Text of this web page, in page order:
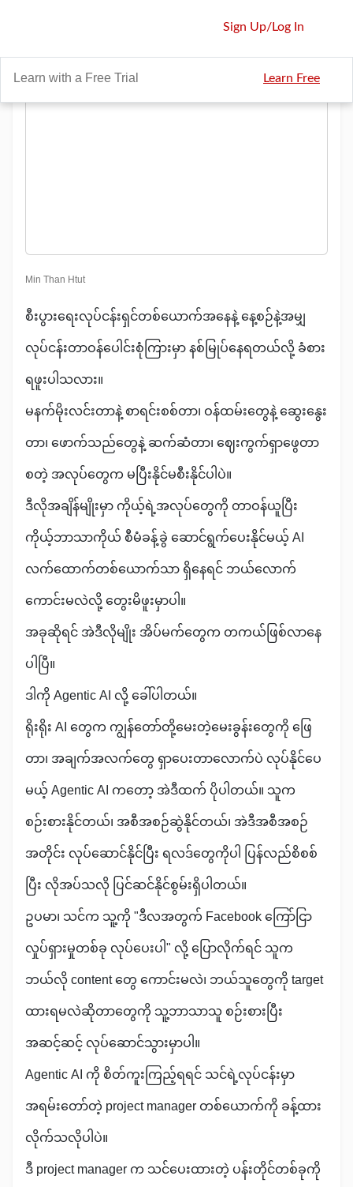
Sign Up/Log In
Learn with a Free Trial
Learn Free
Min Than Htut
စီးပွားရေးလုပ်ငန်းရှင်တစ်ယောက်အနေနဲ့ နေ့စဉ်နဲ့အမျှ
လုပ်ငန်းတာဝန်ပေါင်းစုံကြားမှာ နစ်မြုပ်နေရတယ်လို့ ခံစား
ရဖူးပါသလား။
မနက်မိုးလင်းတာနဲ့ စာရင်းစစ်တာ၊ ဝန်ထမ်းတွေနဲ့ ဆွေးနွေး
တာ၊ ဖောက်သည်တွေနဲ့ ဆက်ဆံတာ၊ ဈေးကွက်ရှာဖွေတာ
စတဲ့ အလုပ်တွေက မပြီးနိုင်မစီးနိုင်ပါပဲ။
ဒီလိုအချိန်မျိုးမှာ ကိုယ့်ရဲ့အလုပ်တွေကို တာဝန်ယူပြီး
ကိုယ့်ဘာသာကိုယ် စီမံခန့်ခွဲ ဆောင်ရွက်ပေးနိုင်မယ့် AI
လက်ထောက်တစ်ယောက်သာ ရှိနေရင် ဘယ်လောက်
ကောင်းမလဲလို့ တွေးမိဖူးမှာပါ။
အခုဆိုရင် အဲဒီလိုမျိုး အိပ်မက်တွေက တကယ်ဖြစ်လာနေ
ပါပြီ။
ဒါကို Agentic AI လို့ ခေါ်ပါတယ်။
ရိုးရိုး AI တွေက ကျွန်တော်တို့မေးတဲ့မေးခွန်းတွေကို ဖြေ
တာ၊ အချက်အလက်တွေ ရှာပေးတာလောက်ပဲ လုပ်နိုင်ပေ
မယ့် Agentic AI ကတော့ အဲဒီထက် ပိုပါတယ်။ သူက
စဉ်းစားနိုင်တယ်၊ အစီအစဉ်ဆွဲနိုင်တယ်၊ အဲဒီအစီအစဉ်
အတိုင်း လုပ်ဆောင်နိုင်ပြီး ရလဒ်တွေကိုပါ ပြန်လည်စိစစ်
ပြီး လိုအပ်သလို ပြင်ဆင်နိုင်စွမ်းရှိပါတယ်။
ဥပမာ၊ သင်က သူ့ကို "ဒီလအတွက် Facebook ကြော်ငြာ
လှုပ်ရှားမှုတစ်ခု လုပ်ပေးပါ" လို့ ပြောလိုက်ရင် သူက
ဘယ်လို content တွေ ကောင်းမလဲ၊ ဘယ်သူတွေကို target
ထားရမလဲဆိုတာတွေကို သူ့ဘာသာသူ စဉ်းစားပြီး
အဆင့်ဆင့် လုပ်ဆောင်သွားမှာပါ။
Agentic AI ကို စိတ်ကူးကြည့်ရရင် သင်ရဲ့လုပ်ငန်းမှာ
အရမ်းတော်တဲ့ project manager တစ်ယောက်ကို ခန့်ထား
လိုက်သလိုပါပဲ။
ဒီ project manager က သင်ပေးထားတဲ့ ပန်းတိုင်တစ်ခုကို